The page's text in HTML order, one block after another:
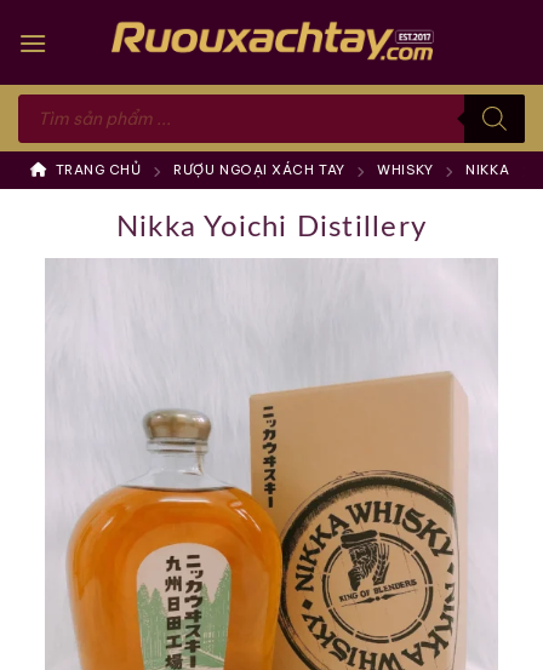
Tìm
kiếm
phẩm
TRANG CHỦ RƯỢU NGOẠI XÁCH TAY WHISKY NIKKA
Nikka Yoichi Distillery